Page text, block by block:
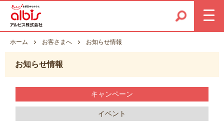
ホーム お客さまへ お知らせ情報
お知らせ情報
キャンペーン
イベント